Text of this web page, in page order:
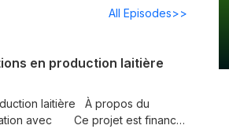
All Episodes>>
en production laitière
laitière À propos du
est financé